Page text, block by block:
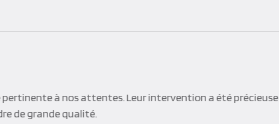
à nos attentes. Leur intervention a été précieuse
de grande qualité.